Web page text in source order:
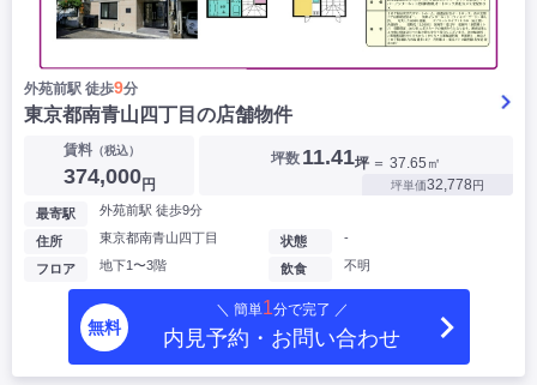
外苑前駅 徒歩9分
東京都南青山四丁目の店舗物件
賃料（税込）
374,000円
坪数 11.41坪 ＝ 37.65㎡
坪単価32,778円
最寄駅 外苑前駅 徒歩9分
住所 東京都南青山四丁目
フロア 地下1〜3階
状態 -
飲食 不明
無料
＼ 簡単1分で完了 ／
内見予約・お問い合わせ